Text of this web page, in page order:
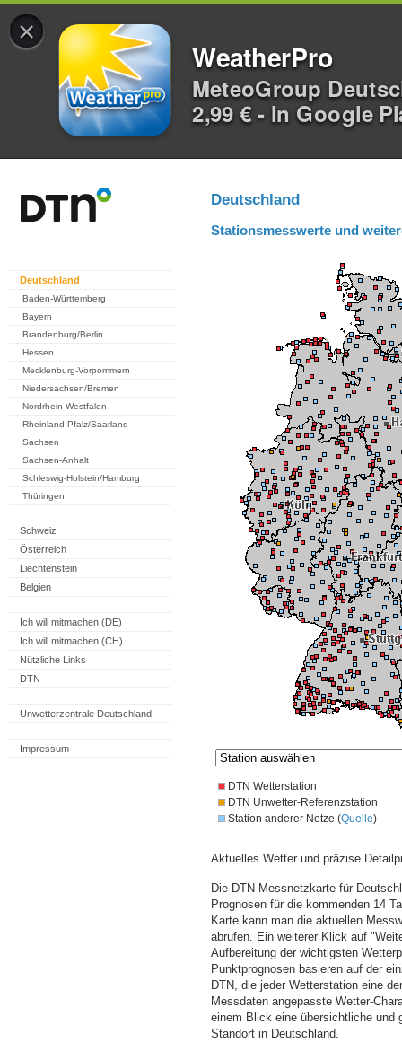
×
WeatherPro
MeteoGroup
2,99 € - In Google
Deutschland
Baden-Württemberg
Bayern
Brandenburg/Berlin
Hessen
Mecklenburg-Vorpommern
Niedersachsen/Bremen
Nordrhein-Westfalen
Rheinland-Pfalz/Saarland
Sachsen
Sachsen-Anhalt
Schleswig-Holstein/Hamburg
Thüringen
Schweiz
Österreich
Liechtenstein
Belgien
Ich will mitmachen (DE)
Ich will mitmachen (CH)
Nützliche Links
DTN
Unwetterzentrale Deutschland
Impressum
Deutschland
Stationsmesswerte und
DTN Wetterstation
DTN Unwetter-Referenzstation
Station anderer Netze (Quelle)
Aktuelles Wetter und präzise
Die DTN-Messnetzkarte für
Prognosen für die kommenden 14
Karte kann man die aktuellen
abrufen. Ein weiterer Klick auf
Aufbereitung der wichtigsten
Punktprognosen basieren auf der
DTN, die jeder Wetterstation eine
Messdaten angepasste Wetter-
einem Blick eine übersichtliche und
Standort in Deutschland.